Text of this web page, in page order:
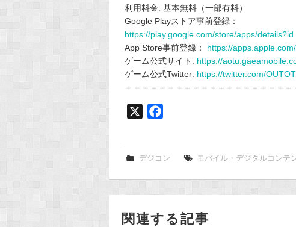
利用料金: 基本無料（一部有料）
Google Playストア事前登録：
https://play.google.com/store/apps/
App Store事前登録： https://
ゲーム公式サイト: https://
ゲーム公式Twitter: https://twitter.com/
＝＝＝＝＝＝＝＝＝＝＝＝＝＝＝＝＝＝＝＝
e
k
デジコン モバイル・デジタルコンテ
関連する記事